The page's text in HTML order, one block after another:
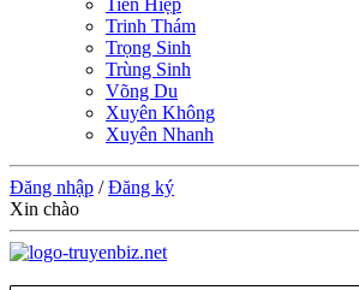
Tiên Hiệp
Trinh Thám
Trọng Sinh
Trùng Sinh
Võng Du
Xuyên Không
Xuyên Nhanh
Đăng nhập /Đăng ký
Xin chào